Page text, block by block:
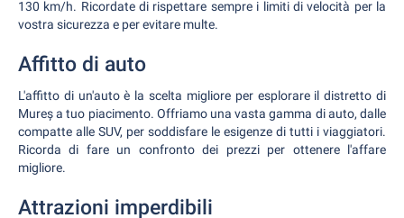
130 km/h. Ricordate di rispettare sempre i limiti di velocità per la
vostra sicurezza e per evitare multe.
Affitto di auto
L'affitto di un'auto è la scelta migliore per esplorare il distretto di
Mureș a tuo piacimento. Offriamo una vasta gamma di auto, dalle
compatte alle SUV, per soddisfare le esigenze di tutti i viaggiatori.
Ricorda di fare un confronto dei prezzi per ottenere l'affare
migliore.
Attrazioni imperdibili